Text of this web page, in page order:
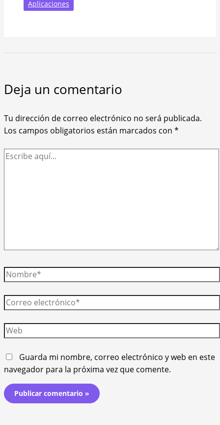
Aplicaciones
Deja un comentario
Tu dirección de correo electrónico no será publicada.
Los campos obligatorios están marcados con *
Escribe
Nombre*
Correo
electrónico*
Web
Guarda mi nombre, correo electrónico y web en este
navegador para la próxima vez que comente.